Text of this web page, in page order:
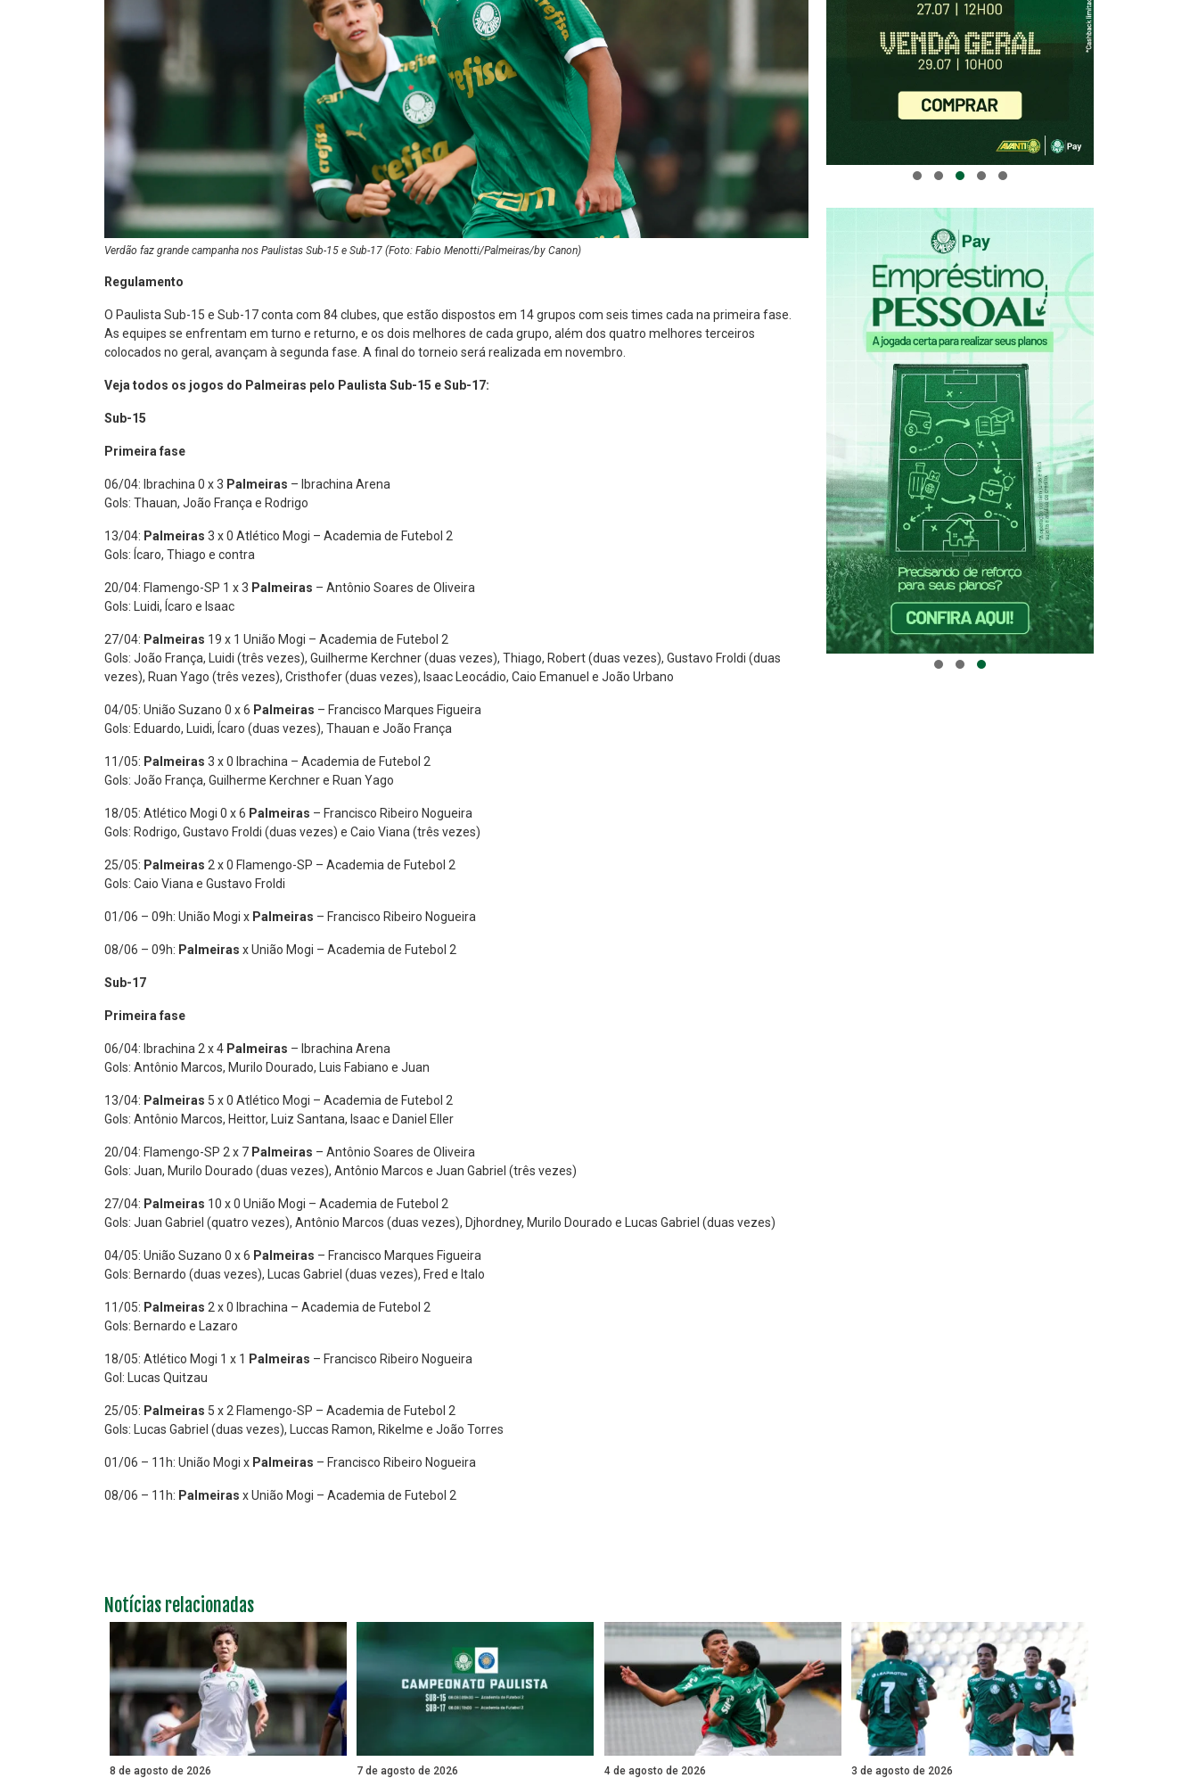
Verdão faz grande campanha nos Paulistas Sub-15 e Sub-17 (Foto: Fabio Menotti/Palmeiras/by Canon)
Regulamento
O Paulista Sub-15 e Sub-17 conta com 84 clubes, que estão dispostos em 14 grupos com seis times cada na primeira fase.
As equipes se enfrentam em turno e returno, e os dois melhores de cada grupo, além dos quatro melhores terceiros
colocados no geral, avançam à segunda fase. A final do torneio será realizada em novembro.
Veja todos os jogos do Palmeiras pelo Paulista Sub-15 e Sub-17:
Sub-15
Primeira fase
06/04: Ibrachina 0 x 3 Palmeiras – Ibrachina Arena
Gols: Thauan, João França e Rodrigo
13/04: Palmeiras 3 x 0 Atlético Mogi – Academia de Futebol 2
Gols: Ícaro, Thiago e contra
20/04: Flamengo-SP 1 x 3 Palmeiras – Antônio Soares de Oliveira
Gols: Luidi, Ícaro e Isaac
27/04: Palmeiras 19 x 1 União Mogi – Academia de Futebol 2
Gols: João França, Luidi (três vezes), Guilherme Kerchner (duas vezes), Thiago, Robert (duas vezes), Gustavo Froldi (duas
vezes), Ruan Yago (três vezes), Cristhofer (duas vezes), Isaac Leocádio, Caio Emanuel e João Urbano
04/05: União Suzano 0 x 6 Palmeiras – Francisco Marques Figueira
Gols: Eduardo, Luidi, Ícaro (duas vezes), Thauan e João França
11/05: Palmeiras 3 x 0 Ibrachina – Academia de Futebol 2
Gols: João França, Guilherme Kerchner e Ruan Yago
18/05: Atlético Mogi 0 x 6 Palmeiras – Francisco Ribeiro Nogueira
Gols: Rodrigo, Gustavo Froldi (duas vezes) e Caio Viana (três vezes)
25/05: Palmeiras 2 x 0 Flamengo-SP – Academia de Futebol 2
Gols: Caio Viana e Gustavo Froldi
01/06 – 09h: União Mogi x Palmeiras – Francisco Ribeiro Nogueira
08/06 – 09h: Palmeiras x União Mogi – Academia de Futebol 2
Sub-17
Primeira fase
06/04: Ibrachina 2 x 4 Palmeiras – Ibrachina Arena
Gols: Antônio Marcos, Murilo Dourado, Luis Fabiano e Juan
13/04: Palmeiras 5 x 0 Atlético Mogi – Academia de Futebol 2
Gols: Antônio Marcos, Heittor, Luiz Santana, Isaac e Daniel Eller
20/04: Flamengo-SP 2 x 7 Palmeiras – Antônio Soares de Oliveira
Gols: Juan, Murilo Dourado (duas vezes), Antônio Marcos e Juan Gabriel (três vezes)
27/04: Palmeiras 10 x 0 União Mogi – Academia de Futebol 2
Gols: Juan Gabriel (quatro vezes), Antônio Marcos (duas vezes), Djhordney, Murilo Dourado e Lucas Gabriel (duas vezes)
04/05: União Suzano 0 x 6 Palmeiras – Francisco Marques Figueira
Gols: Bernardo (duas vezes), Lucas Gabriel (duas vezes), Fred e Italo
11/05: Palmeiras 2 x 0 Ibrachina – Academia de Futebol 2
Gols: Bernardo e Lazaro
18/05: Atlético Mogi 1 x 1 Palmeiras – Francisco Ribeiro Nogueira
Gol: Lucas Quitzau
25/05: Palmeiras 5 x 2 Flamengo-SP – Academia de Futebol 2
Gols: Lucas Gabriel (duas vezes), Luccas Ramon, Rikelme e João Torres
01/06 – 11h: União Mogi x Palmeiras – Francisco Ribeiro Nogueira
08/06 – 11h: Palmeiras x União Mogi – Academia de Futebol 2
Notícias relacionadas
8 de agosto de 2026 7 de agosto de 2026 4 de agosto de 2026 3 de agosto de 2026